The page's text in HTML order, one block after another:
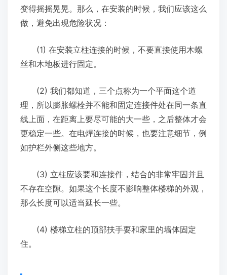
变得摇摇晃晃。那么，在安装的时候，我们应该这么
做，避免出现危险状况：
(1) 在安装立柱连接的时候，不要直接使用木螺
丝和木地板进行固定。
(2) 我们都知道，三个点称为一个平面这个道
理，所以膨胀螺栓并不能和固定连接件处在同一条直
线上面，在距离上要尽可能的大一些，之后整体才会
更稳定一些。在电焊连接的时候，也要注意细节，例
如护栏外侧这些地方。
(3) 立柱应该要和连接件，结合的非常牢固并且
不存在空隙。如果这个长度不影响整体楼梯的外观，
那么长度可以适当延长一些。
(4) 楼梯立柱的顶部扶手要和家里的墙体固定
住。